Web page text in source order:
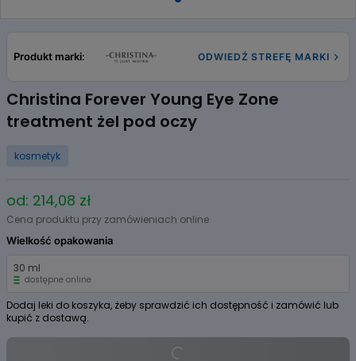
of
Produkt marki: ODWIEDŹ STREFĘ MARKI
Christina Forever Young Eye Zone
treatment żel pod oczy
kosmetyk
od: 214,08 zł
Cena produktu przy zamówieniach online
Wielkość opakowania
30 ml
dostępne online
Dodaj leki do koszyka, żeby sprawdzić ich dostępność i zamówić lub
kupić z dostawą.